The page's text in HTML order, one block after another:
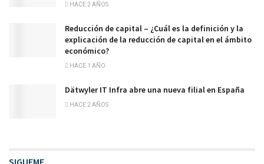
HACE 2 AÑOS
Reducción de capital – ¿Cuál es la definición y la
explicación de la reducción de capital en el ámbito
económico?
HACE 1 AÑO
Dätwyler IT Infra abre una nueva filial en España
HACE 2 AÑOS
SIGUEME